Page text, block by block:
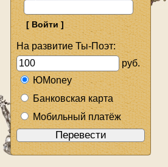
На развитие Ты-Поэт:
руб.
ЮMoney
Банковская карта
Мобильный платёж